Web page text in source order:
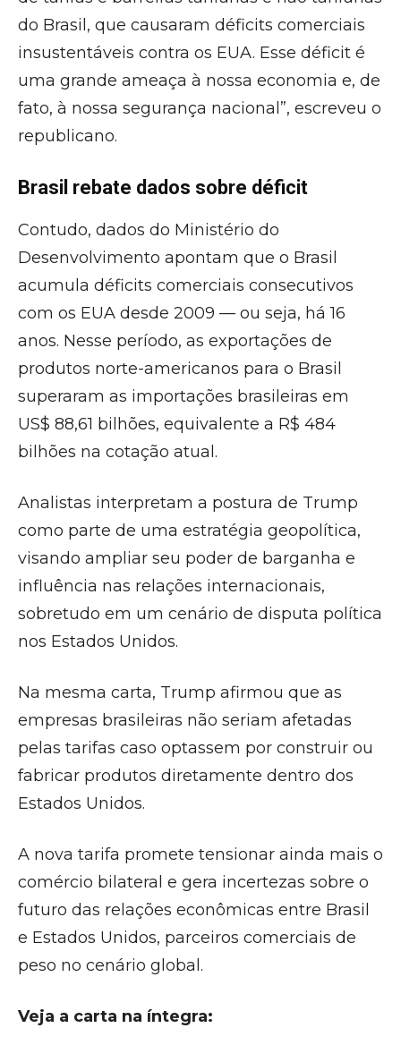
do Brasil, que causaram déficits comerciais
insustentáveis contra os EUA. Esse déficit é
uma grande ameaça à nossa economia e, de
fato, à nossa segurança nacional”, escreveu o
republicano.
Brasil rebate dados sobre déficit
Contudo, dados do Ministério do
Desenvolvimento apontam que o Brasil
acumula déficits comerciais consecutivos
com os EUA desde 2009 — ou seja, há 16
anos. Nesse período, as exportações de
produtos norte-americanos para o Brasil
superaram as importações brasileiras em
US$ 88,61 bilhões, equivalente a R$ 484
bilhões na cotação atual.
Analistas interpretam a postura de Trump
como parte de uma estratégia geopolítica,
visando ampliar seu poder de barganha e
influência nas relações internacionais,
sobretudo em um cenário de disputa política
nos Estados Unidos.
Na mesma carta, Trump afirmou que as
empresas brasileiras não seriam afetadas
pelas tarifas caso optassem por construir ou
fabricar produtos diretamente dentro dos
Estados Unidos.
A nova tarifa promete tensionar ainda mais o
comércio bilateral e gera incertezas sobre o
futuro das relações econômicas entre Brasil
e Estados Unidos, parceiros comerciais de
peso no cenário global.
Veja a carta na íntegra: